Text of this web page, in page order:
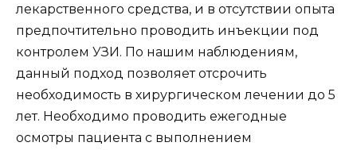
лекарственного средства, и в отсутствии опыта
предпочтительно проводить инъекции под
контролем УЗИ. По нашим наблюдениям,
данный подход позволяет отсрочить
необходимость в хирургическом лечении до 5
лет. Необходимо проводить ежегодные
осмотры пациента с выполнением